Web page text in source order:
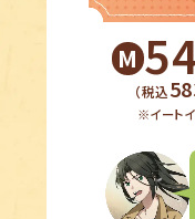
M
（税込
※イート